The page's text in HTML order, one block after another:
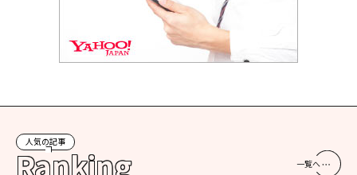
人気の記事
Ranking 一覧へ